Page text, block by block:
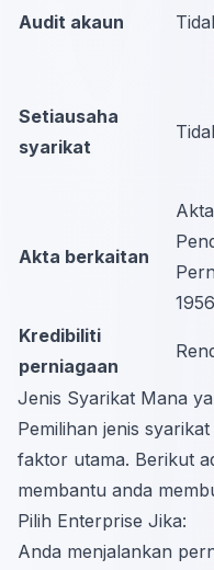
Audit akaun
Setiausaha
syarikat
Akta berkaitan
Akta
1956
Kredibiliti
perniagaan
Jenis Syarikat Mana
Pemilihan jenis
faktor utama. Berikut
membantu anda
Pilih Enterprise Jika:
Anda menjalankan